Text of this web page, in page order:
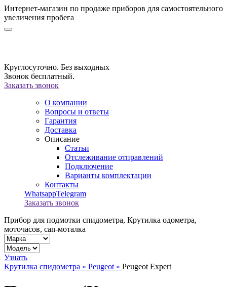
Интернет-магазин по продаже приборов для самостоятельного
увеличения пробега
Круглосуточно. Без выходных
Звонок бесплатный.
Заказать звонок
О компании
Вопросы и ответы
Гарантия
Доставка
Описание
Статьи
Отслеживание отправлений
Подключение
Варианты комплектации
Контакты
WhatsappTelegram
Заказать звонок
Прибор для подмотки спидометра, Крутилка одометра,
моточасов, can-моталка
Узнать
Крутилка спидометра » Peugeot » Peugeot Expert